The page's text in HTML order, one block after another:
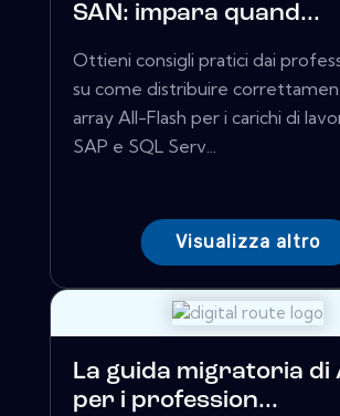
SAN: impara quand...
Ottieni consigli pratici dai
su come distribuire
array All-Flash per i carichi di
SAP e SQL Serv...
Visualizza altro
La guida migratoria di
per i profession...